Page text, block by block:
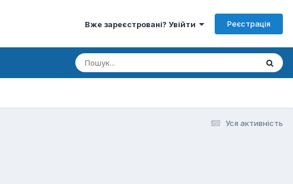
Вже зареєстровані? Увійти Реєстрація
Уся активність